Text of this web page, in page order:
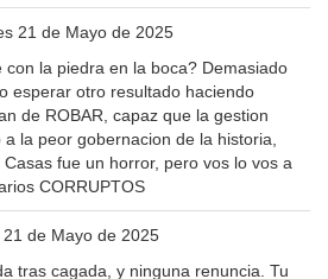
21 de Mayo de 2025
la piedra en la boca? Demasiado
esperar otro resultado haciendo
de ROBAR, capaz que la gestion
la peor gobernacion de la historia,
fue un horror, pero vos lo vos a
CORRUPTOS
de Mayo de 2025
tras cagada, y ninguna renuncia. Tu